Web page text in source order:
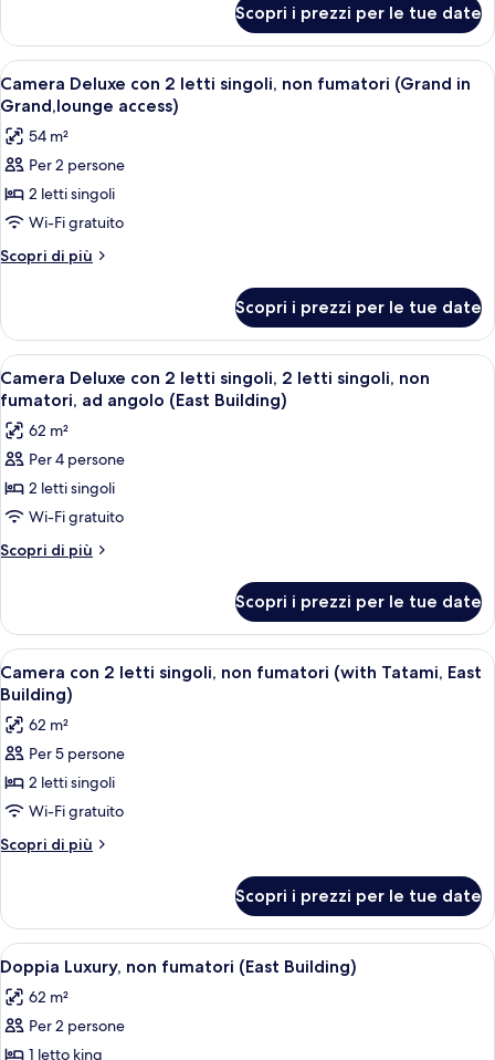
in
Grand,lounge
access)
Deluxe,
non
fumatori
(Grand
Grand,lounge
access)
Scopri i prezzi per le tue date
Apri
tutte
le
foto
per
Camera
Deluxe
con
singoli,
non
fumatori
(Grand
in
Grand,lounge
access)
Una camera d'albergo moderna
6
Camera Deluxe con 2 letti singoli, non fumatori (Grand in
Grand,lounge access)
54 m²
Per 2 persone
2 letti singoli
Wi-Fi gratuito
Scopri di più
Altri
Deluxe
con
2
letti
non
fumatori
in
Grand,lounge
Scopri i prezzi per le tue date
Apri
tutte
le
foto
per
Camera
Deluxe
con
singoli,
2
letti
singoli,
non
fumatori,
ad
angolo
(East
Building)
Una camera d'albergo con
5
Camera Deluxe con 2 letti singoli, 2 letti singoli, non
fumatori, ad angolo (East Building)
62 m²
Per 4 persone
2 letti singoli
Wi-Fi gratuito
Scopri di più
Altri
Deluxe
con
2
letti
2
letti
non
fumatori,
angolo
Scopri i prezzi per le tue date
Apri
tutte
le
foto
per
Camera
con
2
non
fumatori
(with
Tatami,
East
Building)
Una camera d'albergo con due letti,
6
Camera con 2 letti singoli, non fumatori (with Tatami, East
Building)
62 m²
Per 5 persone
2 letti singoli
Wi-Fi gratuito
Scopri di più
Altri
con
letti
singoli,
non
fumatori
Scopri i prezzi per le tue date
Apri
tutte
le
foto
Una moderna camera d'albergo con
4
Doppia Luxury, non fumatori (East Building)
62 m²
Per 2 persone
1 letto king